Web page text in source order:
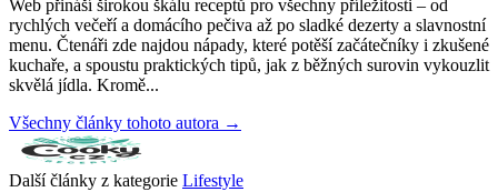
Web přináší širokou škálu receptů pro všechny příležitosti – od
rychlých večeří a domácího pečiva až po sladké dezerty a slavnostní
menu. Čtenáři zde najdou nápady, které potěší začátečníky i zkušené
kuchaře, a spoustu praktických tipů, jak z běžných surovin vykouzlit
skvělá jídla. Kromě...
Všechny články tohoto autora →
Další články z kategorie Lifestyle